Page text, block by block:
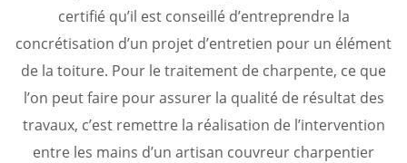
certifié qu’il est conseillé d’entreprendre la
concrétisation d’un projet d’entretien pour un élément
de la toiture. Pour le traitement de charpente, ce que
l’on peut faire pour assurer la qualité de résultat des
travaux, c’est remettre la réalisation de l’intervention
entre les mains d’un artisan couvreur charpentier